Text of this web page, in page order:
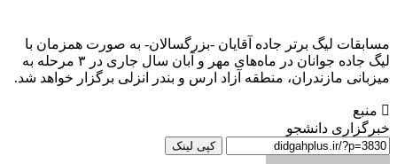
مسابقات لیگ برتر جاده آقایان -بزرگسالان- به صورت همزمان با
لیگ جاده جوانان در ماه‌های مهر و آبان سال جاری در ۳ مرحله به
میزبانی مازندران، منطقه آزاد ارس و بندر انزلی برگزار خواهد شد.
منبع
خبرگزاری دانشجو
کپی لینک